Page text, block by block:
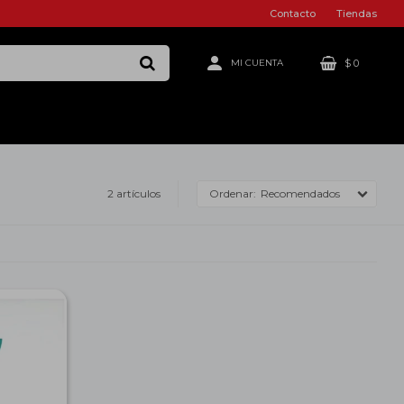
$ 0
Contacto Tiendas
2 artículos Recomendados